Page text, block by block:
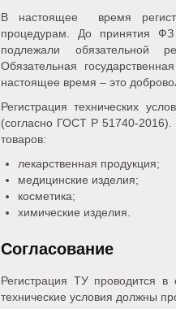
В настоящее время
процедурам. До принятия ФЗ
подлежали обязательной
Обязательная
настоящее время – это
Регистрация технических
(согласно ГОСТ Р 51740-
товаров:
лекарственная продукция;
медицинские изделия;
косметика;
химические изделия.
Согласование
Регистрация ТУ проводится в
технические условия должны